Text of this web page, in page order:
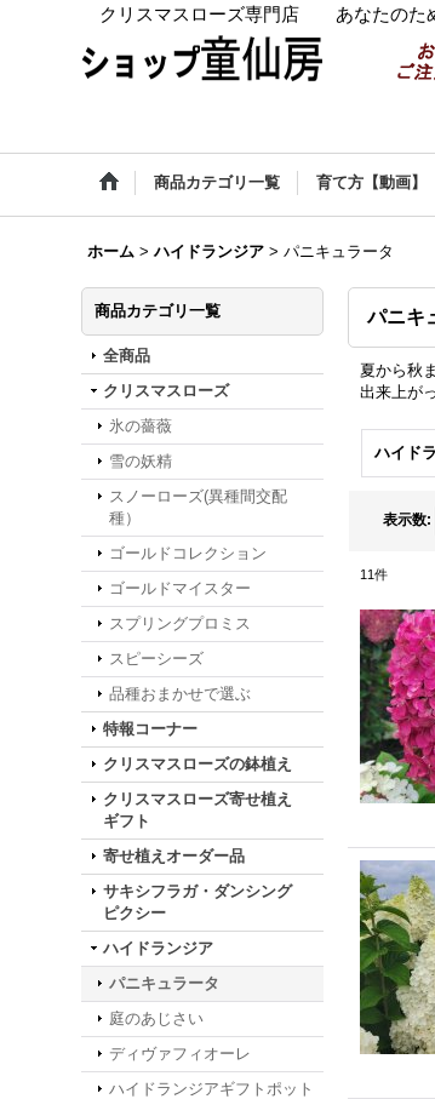
クリスマスローズ専門店 あなたのため
商品カテゴリ一覧 育て方【動画】
ホーム > ハイドランジア > パニキュラータ
商品カテゴリ一覧
全商品
クリスマスローズ
氷の薔薇
雪の妖精
スノーローズ(異種間交配
種）
ゴールドコレクション
ゴールドマイスター
スプリングプロミス
スピーシーズ
品種おまかせで選ぶ
特報コーナー
クリスマスローズの鉢植え
クリスマスローズ寄せ植え
ギフト
寄せ植えオーダー品
サキシフラガ・ダンシング
ピクシー
ハイドランジア
パニキュラータ
庭のあじさい
ディヴァフィオーレ
ハイドランジアギフトポット
パニキ
夏から秋
出来上が
ハイド
表示数:
11件